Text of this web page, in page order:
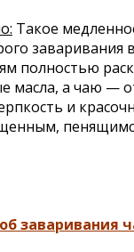
Такое
заваривания
полностью
масла, а чаю —
и
заваривания